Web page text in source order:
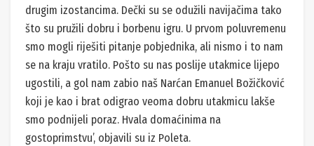
drugim izostancima. Dečki su se odužili navijačima tako
što su pružili dobru i borbenu igru. U prvom poluvremenu
smo mogli riješiti pitanje pobjednika, ali nismo i to nam
se na kraju vratilo. Pošto su nas poslije utakmice lijepo
ugostili, a gol nam zabio naš Narćan Emanuel Božičković
koji je kao i brat odigrao veoma dobru utakmicu lakše
smo podnijeli poraz. Hvala domaćinima na
gostoprimstvu’, objavili su iz Poleta.